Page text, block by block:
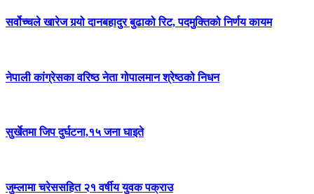
सर्वोच्चले खारेज गर्‍यो दानबहादुर बुढाको रिट, पदमुक्तिको निर्णय कायम
नेपाली कांग्रेसका वरिष्ठ नेता गोपालमान श्रेष्ठको निधन
सुर्खेतमा जिप दुर्घटना,१५ जना घाइते
जुम्लामा चरेससहित २१ वर्षीय युवक पक्राउ